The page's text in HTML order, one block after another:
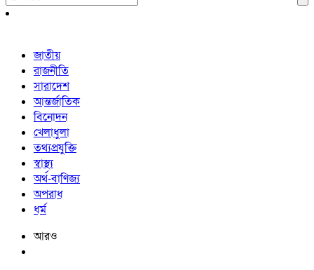
For:
জাতীয়
রাজনীতি
সারাদেশ
আন্তর্জাতিক
বিনোদন
খেলাধুলা
তথ্যপ্রযুক্তি
স্বাস্থ্য
অর্থ-বাণিজ্য
অপরাধ
ধর্ম
আরও